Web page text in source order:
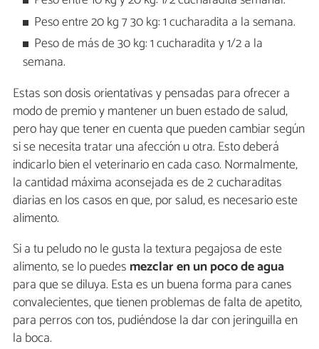
Peso entre 20 kg 7 30 kg: 1 cucharadita a la semana.
Peso de más de 30 kg: 1 cucharadita y 1/2 a la
semana.
Estas son dosis orientativas y pensadas para ofrecer a
modo de premio y mantener un buen estado de salud,
pero hay que tener en cuenta que pueden cambiar según
si se necesita tratar una afección u otra. Esto deberá
indicarlo bien el veterinario en cada caso. Normalmente,
la cantidad máxima aconsejada es de 2 cucharaditas
diarias en los casos en que, por salud, es necesario este
alimento.
Si a tu peludo no le gusta la textura pegajosa de este
alimento, se lo puedes mezclar en un poco de agua
para que se diluya. Esta es un buena forma para canes
convalecientes, que tienen problemas de falta de apetito,
para perros con tos, pudiéndose la dar con jeringuilla en
la boca.